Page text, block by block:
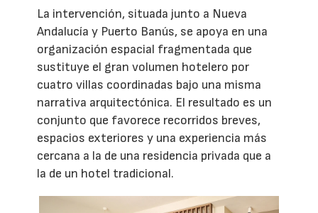
La intervención, situada junto a Nueva
Andalucía y Puerto Banús, se apoya en una
organización espacial fragmentada que
sustituye el gran volumen hotelero por
cuatro villas coordinadas bajo una misma
narrativa arquitectónica. El resultado es un
conjunto que favorece recorridos breves,
espacios exteriores y una experiencia más
cercana a la de una residencia privada que a
la de un hotel tradicional.